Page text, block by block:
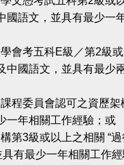
國語文，並具有最少一
會考五科E級／第2級或
中國語文，並具有最少
程委員會認可之資歷架
一年相關工作經驗；或
第3級或以上之相關 “
有最少一年相關工作